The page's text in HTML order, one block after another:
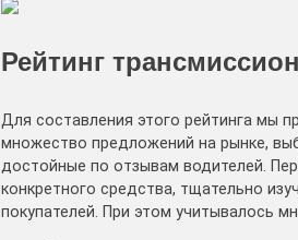
Рейтинг
Для составления этого рейтинга мы
множество предложений на рынке,
достойные по отзывам водителей.
конкретного средства, тщательно
покупателей. При этом учитывалось